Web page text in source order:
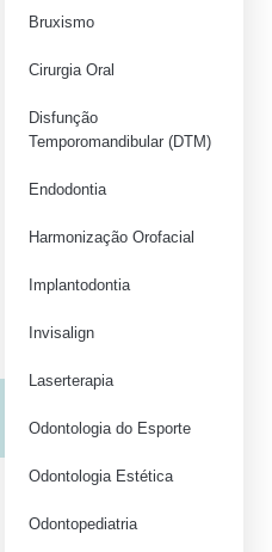
Bruxismo
Cirurgia Oral
Disfunção
Temporomandibular (DTM)
Endodontia
Harmonização Orofacial
Implantodontia
Invisalign
Laserterapia
Odontologia do Esporte
Odontologia Estética
Odontopediatria